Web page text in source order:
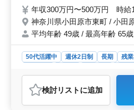
歳以上も活躍中 ＊
してください！
年収300万円〜500万円 時給
神奈川県小田原市東町 / 小田
平均年齢 49歳 / 最高年齢 65歳
50代活躍中 週休2日制 長期
残
自動車整備士
おすすめポイント
＜働きやすさ＞ 小田原市での自
検討リスト に追加